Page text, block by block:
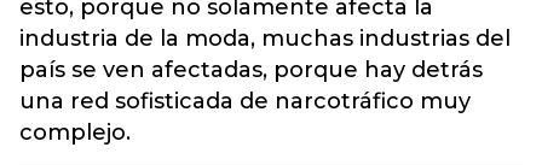
esto, porque no solamente afecta la
industria de la moda, muchas industrias del
país se ven afectadas, porque hay detrás
una red sofisticada de narcotráfico muy
complejo.